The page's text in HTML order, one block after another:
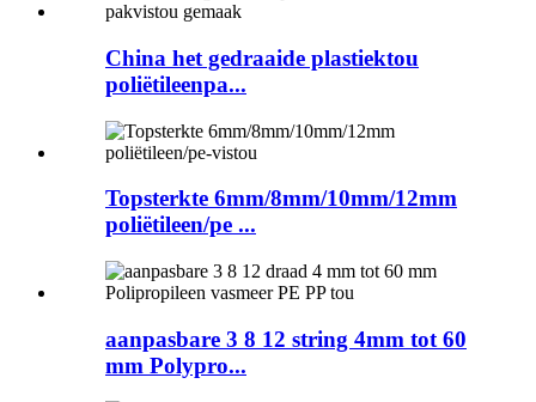
China het gedraaide plastiektou
poliëtileenpa...
Topsterkte 6mm/8mm/10mm/12mm
poliëtileen/pe ...
aanpasbare 3 8 12 string 4mm tot 60
mm Polypro...